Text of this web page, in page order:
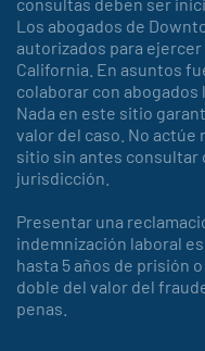
Los abogados de
autorizados para ejercer
California. En asuntos
colaborar con abogados
Nada en este sitio
valor del caso. No actúe
sitio sin antes consultar
jurisdicción.
Presentar una
indemnización laboral
hasta 5 años de prisión
doble del valor del
penas.